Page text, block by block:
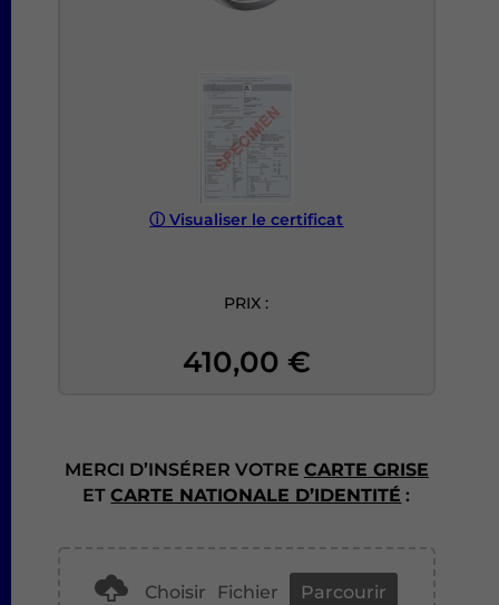
ⓘVisualiser le certificat
PRIX :
410,00 €
MERCI D’INSÉRER VOTRE CARTE GRISE
ETCARTE NATIONALE D’IDENTITÉ :
Choisir Fichier Parcourir